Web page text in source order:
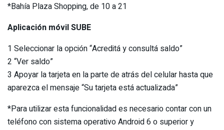
*Bahía Plaza Shopping, de 10 a 21
Aplicación móvil SUBE
1 Seleccionar la opción “Acreditá y consultá saldo”
2 “Ver saldo”
3 Apoyar la tarjeta en la parte de atrás del celular hasta que
aparezca el mensaje “Su tarjeta está actualizada”
*Para utilizar esta funcionalidad es necesario contar con un
teléfono con sistema operativo Android 6 o superior y